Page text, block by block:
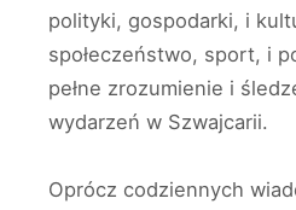
polityki, gospodarki, i
społeczeństwo, sport, i
pełne zrozumienie i
wydarzeń w Szwajcarii.
Oprócz codziennych